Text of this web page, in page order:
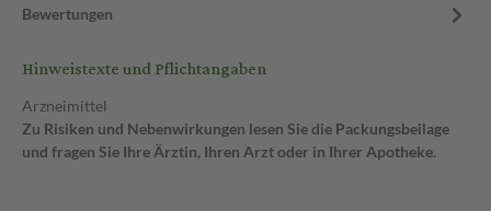
Bewertungen
Hinweistexte und Pflichtangaben
Arzneimittel
Zu Risiken und Nebenwirkungen lesen Sie die Packungsbeilage
und fragen Sie Ihre Ärztin, Ihren Arzt oder in Ihrer Apotheke.